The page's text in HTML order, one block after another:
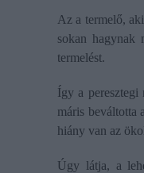
Az a termelő,
sokan hagynak
termelést.
Így a peresztegi
máris beváltotta
hiány van az
Úgy látja, a